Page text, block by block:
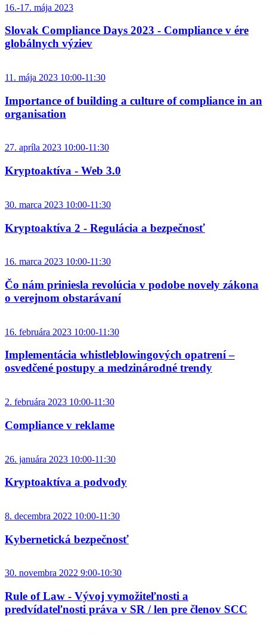
16.-17. mája 2023
Slovak Compliance Days 2023 - Compliance v ére
globálnych výziev
11. mája 2023 10:00-11:30
Importance of building a culture of compliance in an
organisation
27. apríla 2023 10:00-11:30
Kryptoaktíva - Web 3.0
30. marca 2023 10:00-11:30
Kryptoaktíva 2 - Regulácia a bezpečnosť
16. marca 2023 10:00-11:30
Čo nám priniesla revolúcia v podobe novely zákona
o verejnom obstarávaní
16. februára 2023 10:00-11:30
Implementácia whistleblowingových opatrení –
osvedčené postupy a medzinárodné trendy
2. februára 2023 10:00-11:30
Compliance v reklame
26. januára 2023 10:00-11:30
Kryptoaktíva a podvody
8. decembra 2022 10:00-11:30
Kybernetická bezpečnosť
30. novembra 2022 9:00-10:30
Rule of Law - Vývoj vymožiteľnosti a
predvídateľnosti práva v SR / len pre členov SCC